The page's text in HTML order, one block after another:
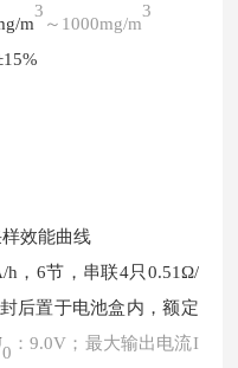
m
3
～ 1000mg/m
3
效能曲线
h，6节，串联4只0.51Ω/
后置于电池盒内，额定
0 ：9.0V；最大输出电流I